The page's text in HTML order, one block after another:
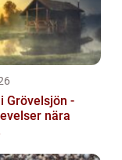
Grövelsjön -
nära